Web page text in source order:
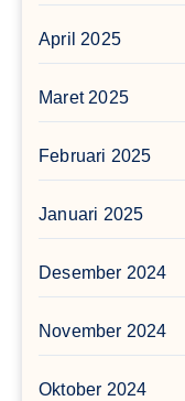
April 2025
Maret 2025
Februari 2025
Januari 2025
Desember 2024
November 2024
Oktober 2024